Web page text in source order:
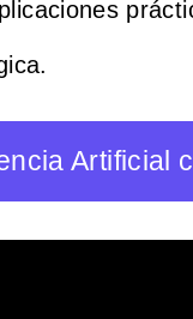
Artificial